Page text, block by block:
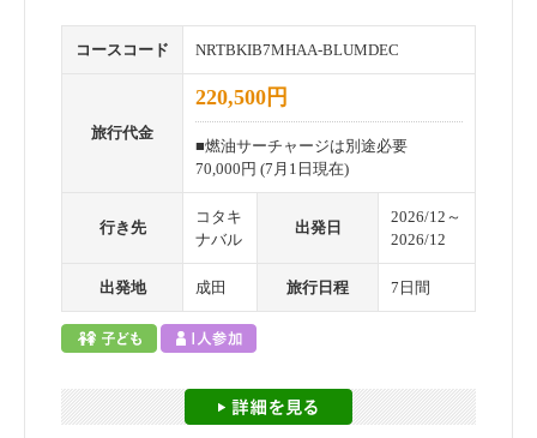
コースコード NRTBKIB7MHAA-BLUMDEC
旅行代金
220,500円
■燃油サーチャージは別途必要
70,000円 (7月1日現在)
行き先
コタキ
ナバル
出発日
2026/12～
2026/12
出発地 成田 旅行日程 7日間